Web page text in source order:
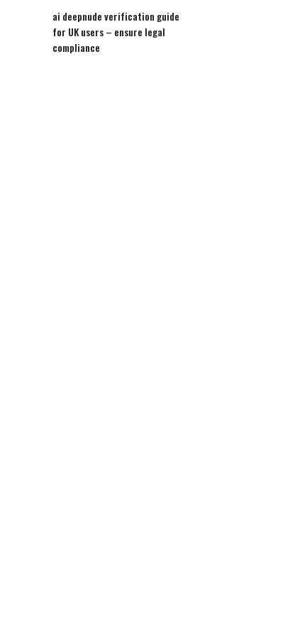
ai deepnude verification guide
for UK users – ensure legal
compliance